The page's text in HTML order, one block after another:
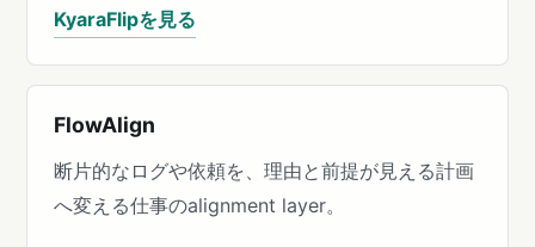
KyaraFlipを見る
FlowAlign
断片的なログや依頼を、理由と前提が見える計画
へ変える仕事のalignment layer。